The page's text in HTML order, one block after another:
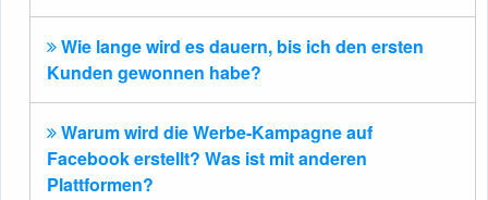
Wie lange wird es dauern, bis ich den ersten
Kunden gewonnen habe?
Warum wird die Werbe-Kampagne auf
Facebook erstellt? Was ist mit anderen
Plattformen?